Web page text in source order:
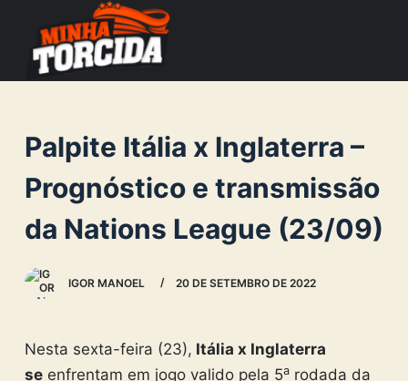
c
o
n
e
Palpite Itália x Inglaterra –
Prognóstico e transmissão
da Nations League (23/09)
IGOR MANOEL 20 DE SETEMBRO DE 2022
Nesta sexta-feira (23), Itália x Inglaterra
seenfrentam em jogo valido pela 5arodada da